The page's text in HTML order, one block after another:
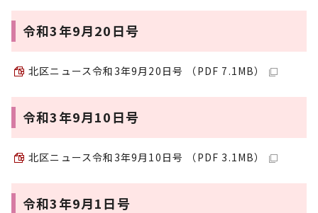
令和3年9月20日号
北区ニュース令和3年9月20日号 （PDF 7.1MB）
令和3年9月10日号
北区ニュース令和3年9月10日号 （PDF 3.1MB）
令和3年9月1日号